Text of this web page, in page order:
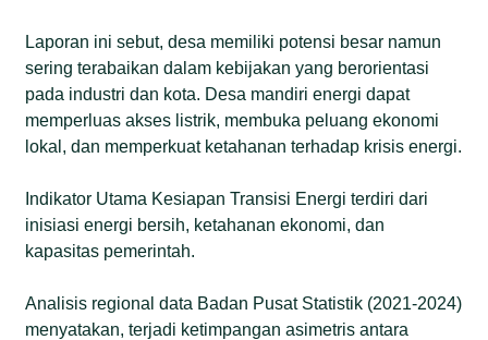
Laporan ini sebut, desa memiliki potensi besar namun
sering terabaikan dalam kebijakan yang berorientasi
pada industri dan kota. Desa mandiri energi dapat
memperluas akses listrik, membuka peluang ekonomi
lokal, dan memperkuat ketahanan terhadap krisis energi.
Indikator Utama Kesiapan Transisi Energi terdiri dari
inisiasi energi bersih, ketahanan ekonomi, dan
kapasitas pemerintah.
Analisis regional data Badan Pusat Statistik (2021-2024)
menyatakan, terjadi ketimpangan asimetris antara